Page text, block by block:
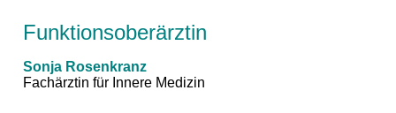
Funktionsoberärztin
Sonja Rosenkranz
Fachärztin für Innere Medizin